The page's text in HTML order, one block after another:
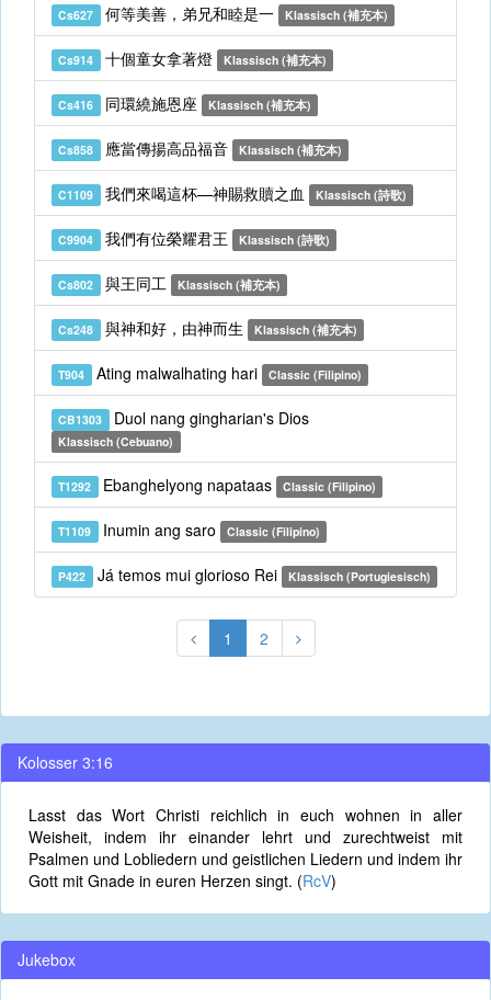
Cs627 何等美善，弟兄和睦是一 Klassisch (補充本)
Cs914 十個童女拿著燈 Klassisch (補充本)
Cs416 同環繞施恩座 Klassisch (補充本)
Cs858 應當傳揚高品福音 Klassisch (補充本)
C1109 我們來喝這杯—神賜救贖之血 Klassisch (詩歌)
C9904 我們有位榮耀君王 Klassisch (詩歌)
Cs802 與王同工 Klassisch (補充本)
Cs248 與神和好，由神而生 Klassisch (補充本)
T904 Ating malwalhating hari Classic (Filipino)
CB1303 Duol nang gingharian's Dios
Klassisch (Cebuano)
T1292 Ebanghelyong napataas Classic (Filipino)
T1109 Inumin ang saro Classic (Filipino)
P422 Já temos mui glorioso Rei Klassisch (Portugiesisch)
1 2
Kolosser 3:16
Lasst das Wort Christi reichlich in euch wohnen in aller
Weisheit, indem ihr einander lehrt und zurechtweist mit
Psalmen und Lobliedern und geistlichen Liedern und indem ihr
Gott mit Gnade in euren Herzen singt. (RcV)
Jukebox